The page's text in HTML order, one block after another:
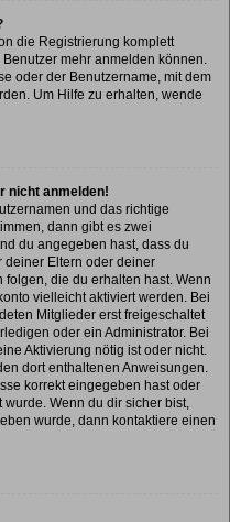
die Registrierung komplett
mehr anmelden können.
oder der Benutzername, mit dem
Um Hilfe zu erhalten, wende
nicht anmelden!
und das richtige
dann gibt es zwei
du angegeben hast, dass du
deiner Eltern oder deiner
die du erhalten hast. Wenn
vielleicht aktiviert werden. Bei
Mitglieder erst freigeschaltet
oder ein Administrator. Bei
Aktivierung nötig ist oder nicht.
dort enthaltenen Anweisungen.
korrekt eingegeben hast oder
Wenn du dir sicher bist,
wurde, dann kontaktiere einen